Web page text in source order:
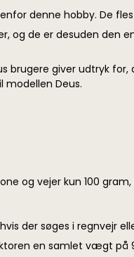
denne hobby. De
og de er desuden
brugere giver udtryk
Deus.
og vejer kun 100
der søges i regnvejr
en samlet vægt på